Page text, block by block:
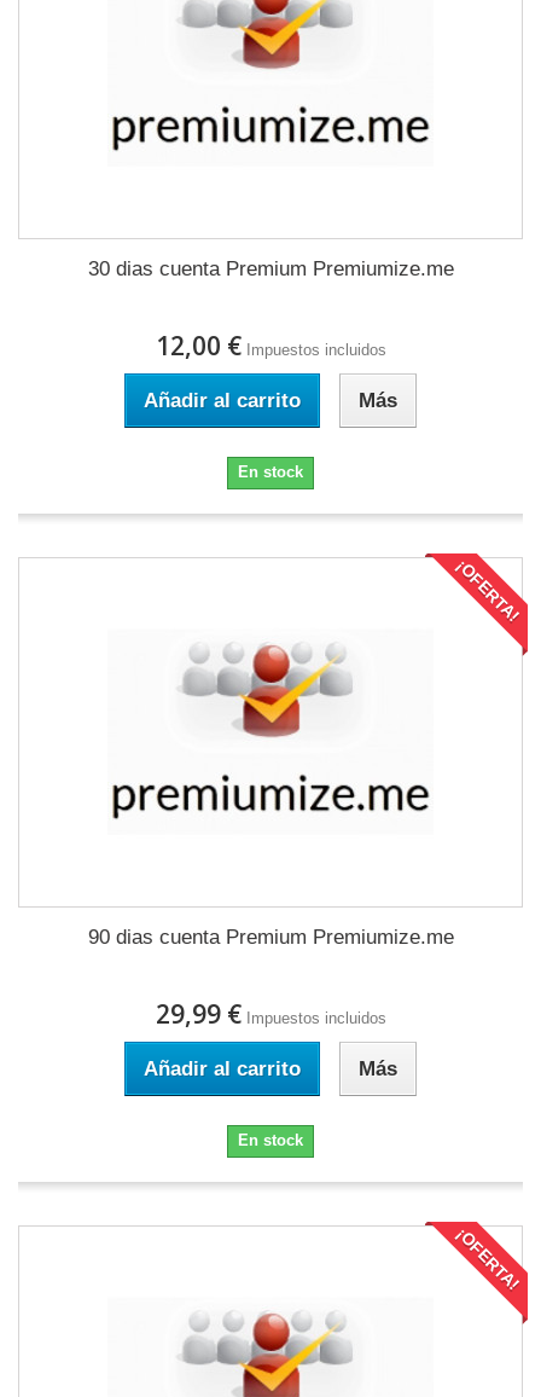
30 dias cuenta Premium Premiumize.me
12,00 € Impuestos incluidos
Añadir al carrito Más
En stock
¡OFERTA!
90 dias cuenta Premium Premiumize.me
29,99 € Impuestos incluidos
Añadir al carrito Más
En stock
¡OFERTA!